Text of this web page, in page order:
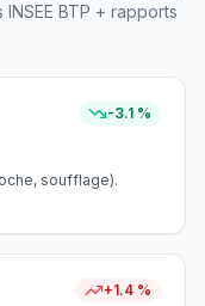
BTP + rapports
-3.1 %
soufflage).
+1.4 %